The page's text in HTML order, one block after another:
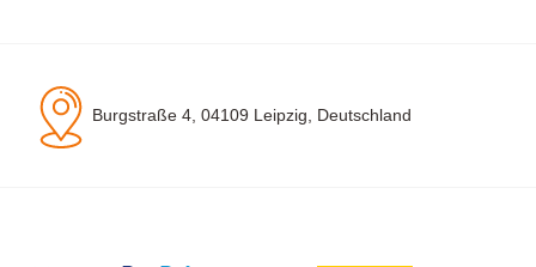
Burgstraße 4, 04109 Leipzig, Deutschland